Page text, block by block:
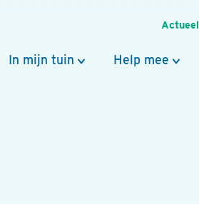
Actueel
In mijn tuin Help mee